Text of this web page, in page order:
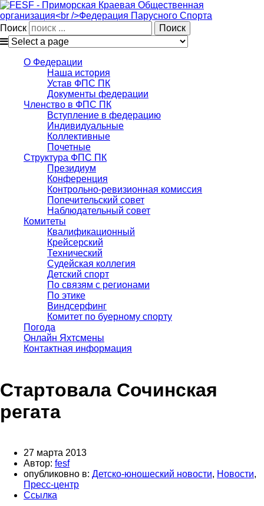
Поиск
О Федерации
Наша история
Устав ФПС ПК
Документы федерации
Членство в ФПС ПК
Вступление в федерацию
Индивидуальные
Коллективные
Почетные
Структура ФПС ПК
Президиум
Конференция
Контрольно-ревизионная комиссия
Попечительский совет
Наблюдательный совет
Комитеты
Квалификационный
Крейсерский
Технический
Судейская коллегия
Детский спорт
По связям с регионами
По этике
Виндсерфинг
Комитет по буерному спорту
Погода
Онлайн Яхтсмены
Контактная информация
Стартовала Сочинская
регата
27 марта 2013
Автор: fesf
опубликовно в: Детско-юношеский новости, Новости,
Пресс-центр
Ссылка